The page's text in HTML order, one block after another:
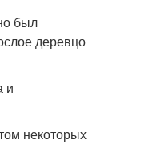
был
деревцо
и
некоторых